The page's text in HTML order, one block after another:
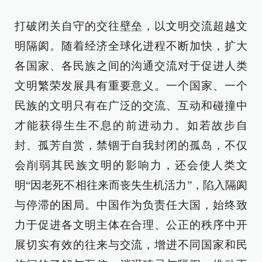
打破闭关自守的交往壁垒，以文明交流超越文
明隔阂。随着经济全球化进程不断加快，扩大
各国家、各民族之间的沟通交流对于促进人类
文明繁荣发展具有重要意义。一个国家、一个
民族的文明只有在广泛的交流、互动和碰撞中
才能获得生生不息的前进动力。如若故步自
封、孤芳自赏，禁锢于自我封闭的孤岛，不仅
会削弱其民族文明的影响力，还会使人类文
明“因老死不相往来而丧失生机活力”，陷入隔阂
与停滞的困局。中国作为负责任大国，始终致
力于促进各文明主体在合理、公正的秩序中开
展切实有效的往来与交流，增进不同国家和民